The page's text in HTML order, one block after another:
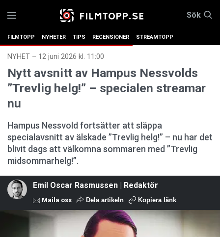
Sök
FILMTOPP NYHETER TIPS RECENSIONER STREAMTOPP
NYHET – 12 juni 2026 kl. 11:00
Nytt avsnitt av Hampus Nessvolds
”Trevlig helg!” – specialen streamar
nu
Hampus Nessvold fortsätter att släppa
specialavsnitt av älskade ”Trevlig helg!” – nu har det
blivit dags att välkomna sommaren med ”Trevlig
midsommarhelg!”.
Emil Oscar Rasmussen | Redaktör
Maila oss Dela artikeln Kopiera länk